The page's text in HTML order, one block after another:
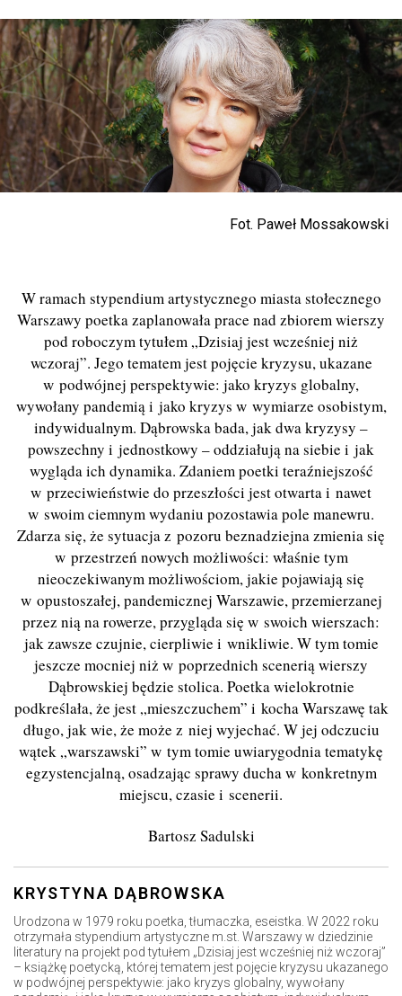
Fot. Paweł Mossakowski
W ramach stypendium artystycznego miasta stołecznego
Warszawy poetka zaplanowała prace nad zbiorem wierszy
pod roboczym tytułem „Dzisiaj jest wcześniej niż
wczoraj”. Jego tematem jest pojęcie kryzysu, ukazane
w podwójnej perspektywie: jako kryzys globalny,
wywołany pandemią i jako kryzys w wymiarze osobistym,
indywidualnym. Dąbrowska bada, jak dwa kryzysy –
powszechny i jednostkowy – oddziałują na siebie i jak
wygląda ich dynamika. Zdaniem poetki teraźniejszość
w przeciwieństwie do przeszłości jest otwarta i nawet
w swoim ciemnym wydaniu pozostawia pole manewru.
Zdarza się, że sytuacja z pozoru beznadziejna zmienia się
w przestrzeń nowych możliwości: właśnie tym
nieoczekiwanym możliwościom, jakie pojawiają się
w opustoszałej, pandemicznej Warszawie, przemierzanej
przez nią na rowerze, przygląda się w swoich wierszach:
jak zawsze czujnie, cierpliwie i wnikliwie. W tym tomie
jeszcze mocniej niż w poprzednich scenerią wierszy
Dąbrowskiej będzie stolica. Poetka wielokrotnie
podkreślała, że jest „mieszczuchem” i kocha Warszawę tak
długo, jak wie, że może z niej wyjechać. W jej odczuciu
wątek „warszawski” w tym tomie uwiarygodnia tematykę
egzystencjalną, osadzając sprawy ducha w konkretnym
miejscu, czasie i scenerii.
Bartosz Sadulski
KRYSTYNA DĄBROWSKA
Urodzona w 1979 roku poetka, tłumaczka, eseistka. W 2022 roku
otrzymała stypendium artystyczne m.st. Warszawy w dziedzinie
literatury na projekt pod tytułem „Dzisiaj jest wcześniej niż wczoraj”
– książkę poetycką, której tematem jest pojęcie kryzysu ukazanego
w podwójnej perspektywie: jako kryzys globalny, wywołany